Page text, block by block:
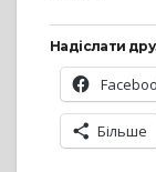
Надіслати
Більше